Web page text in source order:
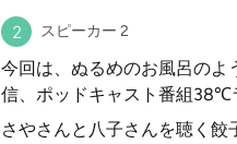
スピーカー 2
今回は、ぬるめのお風呂のよ
信、ポッドキャスト番組38℃
さやさんと八子さんを聴く